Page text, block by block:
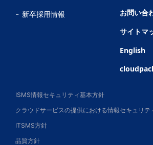
新卒採用情報
お問い合
サイトマ
English
ISMS情報セキュリティ基本方針
クラウドサービスの提供における情報セキュリテ
ITSMS方針
品質方針